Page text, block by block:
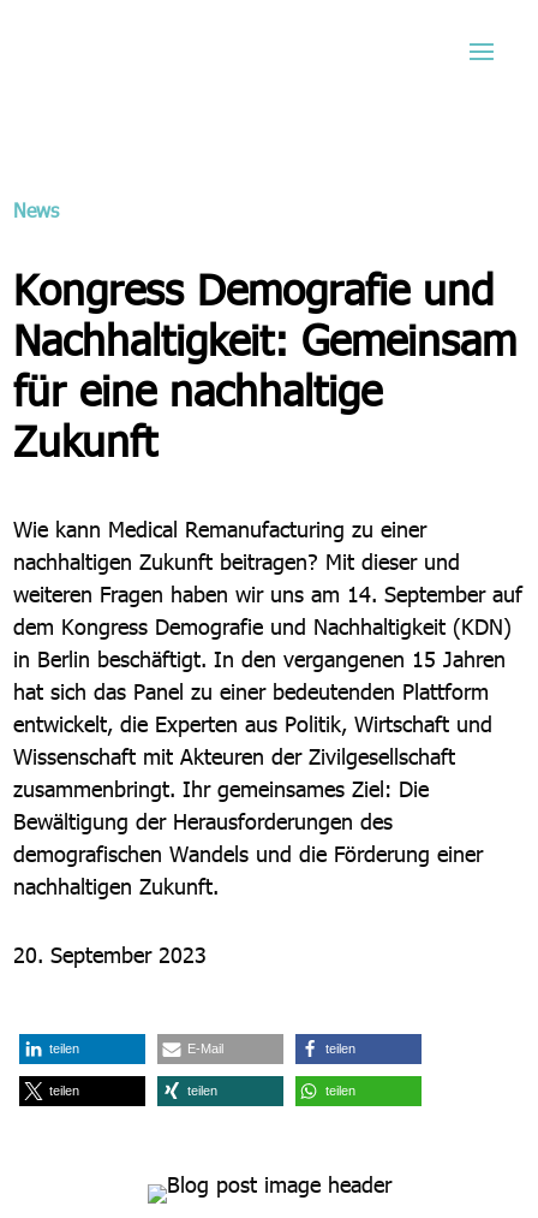
News
Kongress Demografie und
Nachhaltigkeit: Gemeinsam
für eine nachhaltige
Zukunft
Wie kann Medical Remanufacturing zu einer
nachhaltigen Zukunft beitragen? Mit dieser und
weiteren Fragen haben wir uns am 14. September auf
dem Kongress Demografie und Nachhaltigkeit (KDN)
in Berlin beschäftigt. In den vergangenen 15 Jahren
hat sich das Panel zu einer bedeutenden Plattform
entwickelt, die Experten aus Politik, Wirtschaft und
Wissenschaft mit Akteuren der Zivilgesellschaft
zusammenbringt. Ihr gemeinsames Ziel: Die
Bewältigung der Herausforderungen des
demografischen Wandels und die Förderung einer
nachhaltigen Zukunft.
20. September 2023
teilen E-Mail teilen
teilen teilen teilen